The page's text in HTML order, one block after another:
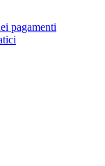
pagamenti